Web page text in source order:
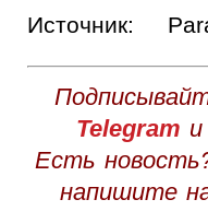
Источник:
Telegram
Есть
напишите